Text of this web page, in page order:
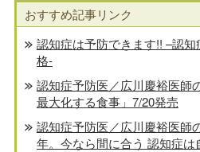
おすすめ記事リンク
認知症は予防できます!! –認
格-
認知症予防医／広川慶裕医師
最大化する食事」7/20発売
認知症予防医／広川慶裕医師
年。今なら間に合う 認知症は